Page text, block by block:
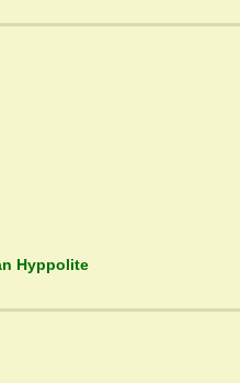
Lycée Jean Hyppolite